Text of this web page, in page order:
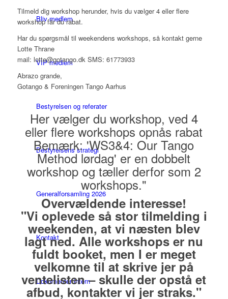
Bliv medlem
VIP medlem
Bestyrelsen og referater
Bestyrelsens strategi
Generalforsamling 2026
Kontakt
Dokumenter intern
Tilmeld dig workshop herunder, hvis du vælger 4 eller flere
workshop får du rabat.
Har du spørgsmål til weekendens workshops, så kontakt gerne
Lotte Thrane
mail: lotte@gotango.dk SMS: 61773933
Abrazo grande,
Gotango & Foreningen Tango Aarhus
Her vælger du workshop, ved 4
eller flere workshops opnås rabat
Bemærk: 'WS3&4: Our Tango
Method lørdag' er en dobbelt
workshop og tæller derfor som 2
workshops."
Overvældende interesse!
"Vi oplevede så stor tilmelding i
weekenden, at vi næsten blev
lagt ned. Alle workshops er nu
fuldt booket, men I er meget
velkomne til at skrive jer på
ventelisten – skulle der opstå et
afbud, kontakter vi jer straks."